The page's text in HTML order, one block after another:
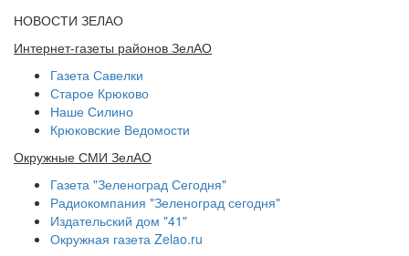
НОВОСТИ ЗЕЛАО
Интернет-газеты районов ЗелАО
Газета Савелки
Старое Крюково
Наше Силино
Крюковские Ведомости
Окружные СМИ ЗелАО
Газета "Зеленоград Сегодня"
Радиокомпания "Зеленоград сегодня"
Издательский дом "41"
Окружная газета Zelao.ru